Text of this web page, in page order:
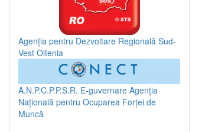
Agenția pentru Dezvoltare Regională Sud-
Vest Oltenia
A.N.P.C.P.P.S.R. E-guvernare Agenția
Națională pentru Ocuparea Forței de
Muncă